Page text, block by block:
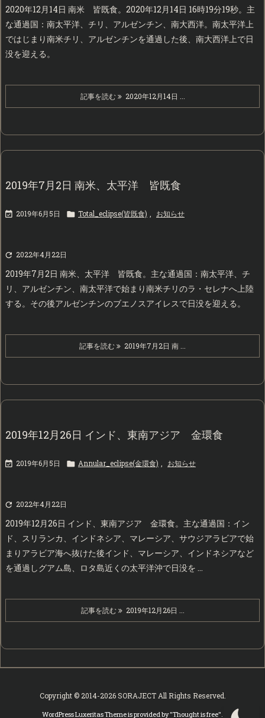
2020年12月14日 南米 皆既食。2020年12月14日 16時19分19秒。主
な通過国：南太平洋、チリ、アルゼンチン、南大西洋。南太平洋上
ではじまり南米チリ、アルゼンチンを通過した後、南大西洋上で日
没を迎える。
記事を読む 2020年12月14日 ...
2019年7月2日 南米、太平洋 皆既食
 2019年6月5日  Total_eclipse(皆既食) お知らせ
 2022年4月22日
2019年7月2日 南米、太平洋 皆既食。主な通過国：南太平洋、チ
リ、アルゼンチン、南太平洋で始まり南米チリのラ・セレナへ上陸
する。その後アルゼンチンのブエノスアイレスで日没を迎える。
記事を読む 2019年7月2日 南 ...
2019年12月26日 インド、東南アジア 金環食
 2019年6月5日  Annular_eclipse(金環食) お知らせ
 2022年4月22日
2019年12月26日 インド、東南アジア 金環食。主な通過国：イン
ド、スリランカ、インドネシア、マレーシア、サウジアラビアで始
まりアラビア海へ抜けた後インド、マレーシア、インドネシアなど
を通過しグアム島、ロタ島近くの太平洋沖で日没を ...
記事を読む 2019年12月26日 ...
Copyright © 2014-2026SORAJECTAll Rights Reserved.
WordPress Luxeritas Theme is provided by "Thought is free".